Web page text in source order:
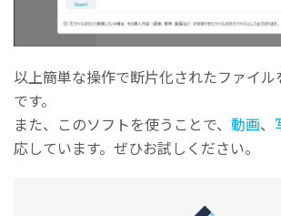
以上簡単な操作で断片化されたファイ
です。
また、このソフトを使うことで、 動画、
応しています。ぜひお試しください。